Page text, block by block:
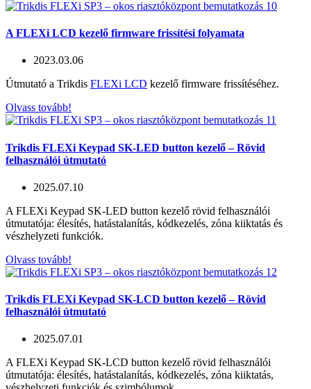
A FLEXi LCD kezelő firmware frissítési folyamata
2023.03.06
Útmutató a Trikdis FLEXi LCD kezelő firmware frissítéséhez.
Olvass tovább!
Trikdis FLEXi Keypad SK-LED button kezelő – Rövid
felhasználói útmutató
2025.07.10
A FLEXi Keypad SK-LED button kezelő rövid felhasználói
útmutatója: élesítés, hatástalanítás, kódkezelés, zóna kiiktatás és
vészhelyzeti funkciók.
Olvass tovább!
Trikdis FLEXi Keypad SK-LCD button kezelő – Rövid
felhasználói útmutató
2025.07.01
A FLEXi Keypad SK-LCD button kezelő rövid felhasználói
útmutatója: élesítés, hatástalanítás, kódkezelés, zóna kiiktatás,